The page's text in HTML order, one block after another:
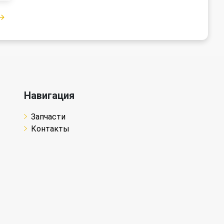
Навигация
Запчасти
Контакты